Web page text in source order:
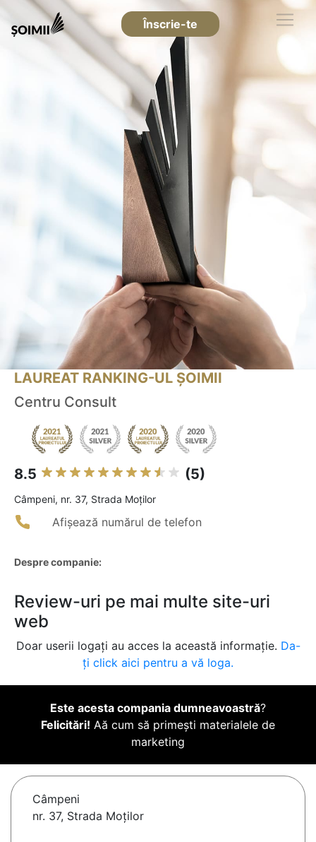
Înscrie-te
LAUREAT RANKING-UL ȘOIMII
Centru Consult
8.5 (5)
Câmpeni, nr. 37, Strada Moților
Afișează numărul de telefon
Despre companie:
Review-uri pe mai multe site-uri
web
Doar userii logați au acces la această informație. Da-
ți click aici pentru a vă loga.
Este acesta compania dumneavoastră?
Felicitări! Aă cum să primești materialele de
marketing
Câmpeni
nr. 37, Strada Moților